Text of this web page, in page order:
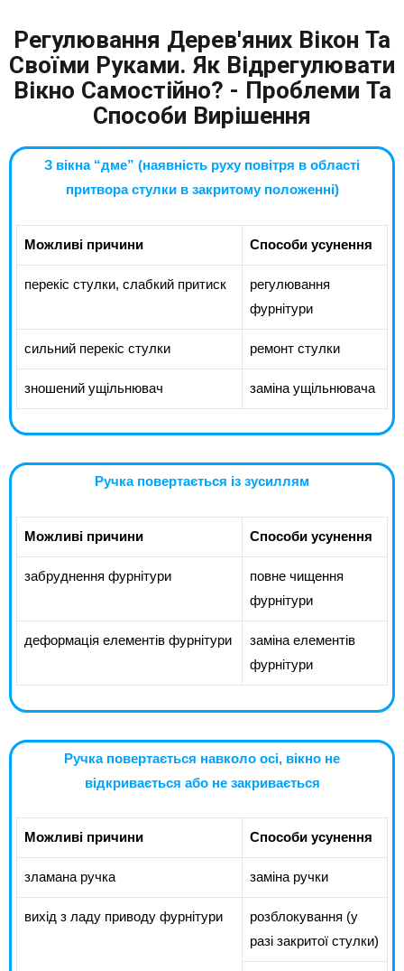
Регулювання Дерев'яних Вікон Та
Своїми Руками. Як Відрегулювати
Вікно Самостійно? - Проблеми Та
Способи Вирішення
З вікна “дме” (наявність руху повітря в області
притвора стулки в закритому положенні)
Можливі причини Способи усунення
перекіс стулки, слабкий притиск
регулювання
фурнітури
сильний перекіс стулки ремонт стулки
зношений ущільнювач заміна ущільнювача
Ручка повертається із зусиллям
Можливі причини Способи усунення
забруднення фурнітури
повне чищення
фурнітури
деформація елементів фурнітури
заміна елементів
фурнітури
Ручка повертається навколо осі, вікно не
відкривається або не закривається
Можливі причини Способи усунення
зламана ручка заміна ручки
вихід з ладу приводу фурнітури
розблокування (у
разі закритої стулки)